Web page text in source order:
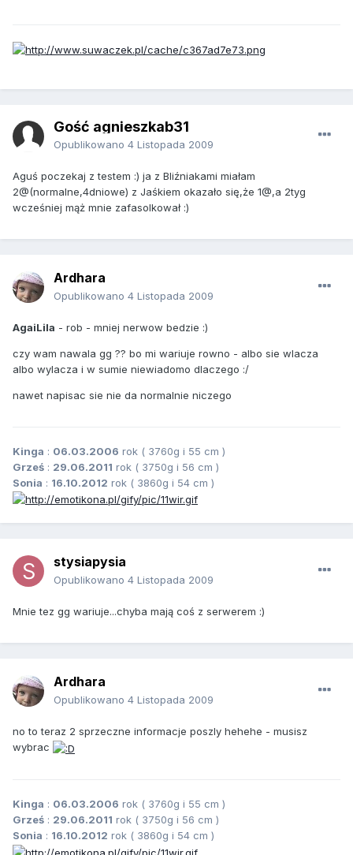
Gość agnieszkab31
Opublikowano 4 Listopada 2009
Aguś poczekaj z testem :) ja z Bliźniakami miałam
2@(normalne,4dniowe) z Jaśkiem okazało się,że 1@,a 2tyg
wcześniej mąż mnie zafasolkował :)
Ardhara
Opublikowano 4 Listopada 2009
AgaiLila - rob - mniej nerwow bedzie :)
czy wam nawala gg ?? bo mi wariuje rowno - albo sie wlacza
albo wylacza i w sumie niewiadomo dlaczego :/
nawet napisac sie nie da normalnie niczego
Kinga : 06.03.2006 rok ( 3760g i 55 cm )
Grześ : 29.06.2011 rok ( 3750g i 56 cm )
Sonia : 16.10.2012 rok ( 3860g i 54 cm )
stysiapysia
Opublikowano 4 Listopada 2009
Mnie tez gg wariuje...chyba mają coś z serwerem :)
Ardhara
Opublikowano 4 Listopada 2009
no to teraz 2 sprzeczne informacje poszly hehehe - musisz
wybrac
Kinga : 06.03.2006 rok ( 3760g i 55 cm )
Grześ : 29.06.2011 rok ( 3750g i 56 cm )
Sonia : 16.10.2012 rok ( 3860g i 54 cm )